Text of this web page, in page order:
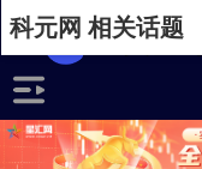
科元网 相关话题